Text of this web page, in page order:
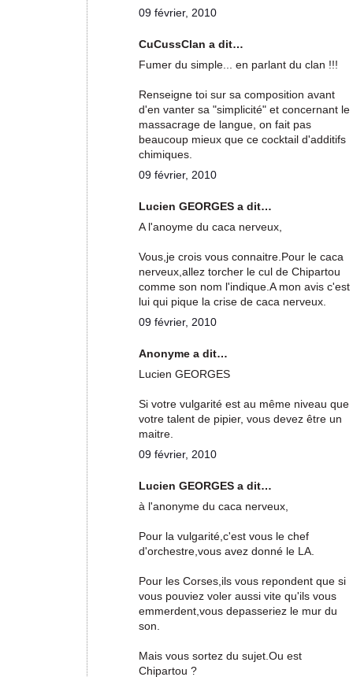
09 février, 2010
CuCussClan a dit…
Fumer du simple... en parlant du clan !!!
Renseigne toi sur sa composition avant
d'en vanter sa "simplicité" et concernant le
massacrage de langue, on fait pas
beaucoup mieux que ce cocktail d'additifs
chimiques.
09 février, 2010
Lucien GEORGES a dit…
A l'anoyme du caca nerveux,
Vous,je crois vous connaitre.Pour le caca
nerveux,allez torcher le cul de Chipartou
comme son nom l'indique.A mon avis c'est
lui qui pique la crise de caca nerveux.
09 février, 2010
Anonyme a dit…
Lucien GEORGES
Si votre vulgarité est au même niveau que
votre talent de pipier, vous devez être un
maitre.
09 février, 2010
Lucien GEORGES a dit…
à l'anonyme du caca nerveux,
Pour la vulgarité,c'est vous le chef
d'orchestre,vous avez donné le LA.
Pour les Corses,ils vous repondent que si
vous pouviez voler aussi vite qu'ils vous
emmerdent,vous depasseriez le mur du
son.
Mais vous sortez du sujet.Ou est
Chipartou ?